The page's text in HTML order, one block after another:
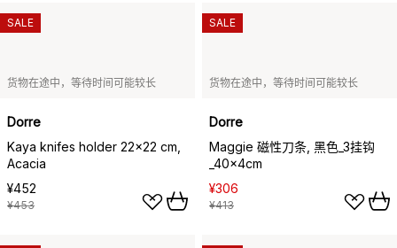
货物在途中，等待时间可能较长
Dorre
Kaya knifes holder 22x22 cm,
Acacia
¥452
¥453
SALE
货物在途中，等待时间可能较长
Dorre
Maggie 磁性刀条, 黑色_3挂钩
_40x4cm
¥306
¥413
SALE